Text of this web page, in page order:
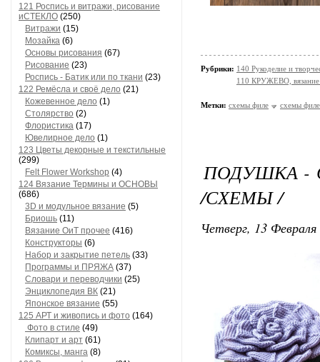
121 Роспись и витражи, рисование
иСТЕКЛО (250)
Витражи (15)
Мозайка (6)
Основы рисования (67)
Рисование (23)
Роспись - Батик или по ткани (23)
122 Ремёсла и своё дело (21)
Кожевенное дело (1)
Столярство (2)
Флористика (17)
Ювелирное дело (1)
123 Цветы декорные и текстильные
(299)
Felt Flower Workshop (4)
124 Вязание Термины и ОСНОВЫ
(686)
3D и модульное вязание (5)
Бриошь (11)
Вязание ОиТ прочее (416)
Конструкторы (6)
Набор и закрытие петель (33)
Программы и ПРЯЖА (37)
Словари и переводчики (25)
Энциклопедия ВК (21)
Японское вязание (55)
125 АРТ и живопись и фото (164)
Фото в стиле (49)
Клипарт и арт (61)
Комиксы, манга (8)
Рубрики: 140 Рукоделие и
110 КРУЖЕВО, вязание
Метки: схемы филе схемы
ПОДУШКА -
/СХЕМЫ /
Четверг, 13